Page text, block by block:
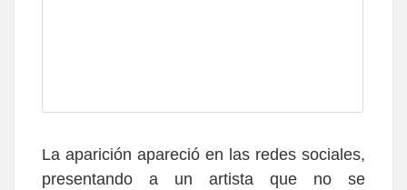
La aparición apareció en las redes sociales,
presentando a un artista que no se